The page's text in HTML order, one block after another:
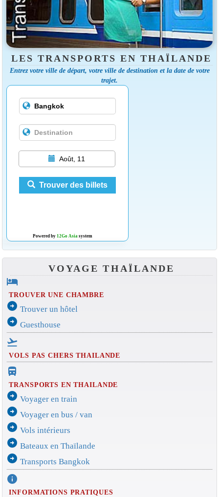
LES TRANSPORTS EN THAÏLANDE
Entrez votre ville de départ, votre ville de destination et la date de votre
trajet.
Août, 11
Trouver des billets
Powered by 12Go Asiasystem
VOYAGE THAÏLANDE
hotel
TROUVER UNE CHAMBRE
arrow_circle_right Trouver un hôtel
arrow_circle_right Guesthouse
flight_takeoff
VOLS PAS CHERS THAILANDE
directions_bus_filled
TRANSPORTS EN THAILANDE
arrow_circle_right Voyager en train
arrow_circle_right Voyager en bus / van
arrow_circle_right Vols intérieurs
arrow_circle_right Bateaux en Thaïlande
arrow_circle_right Transports Bangkok
info
INFORMATIONS PRATIQUES